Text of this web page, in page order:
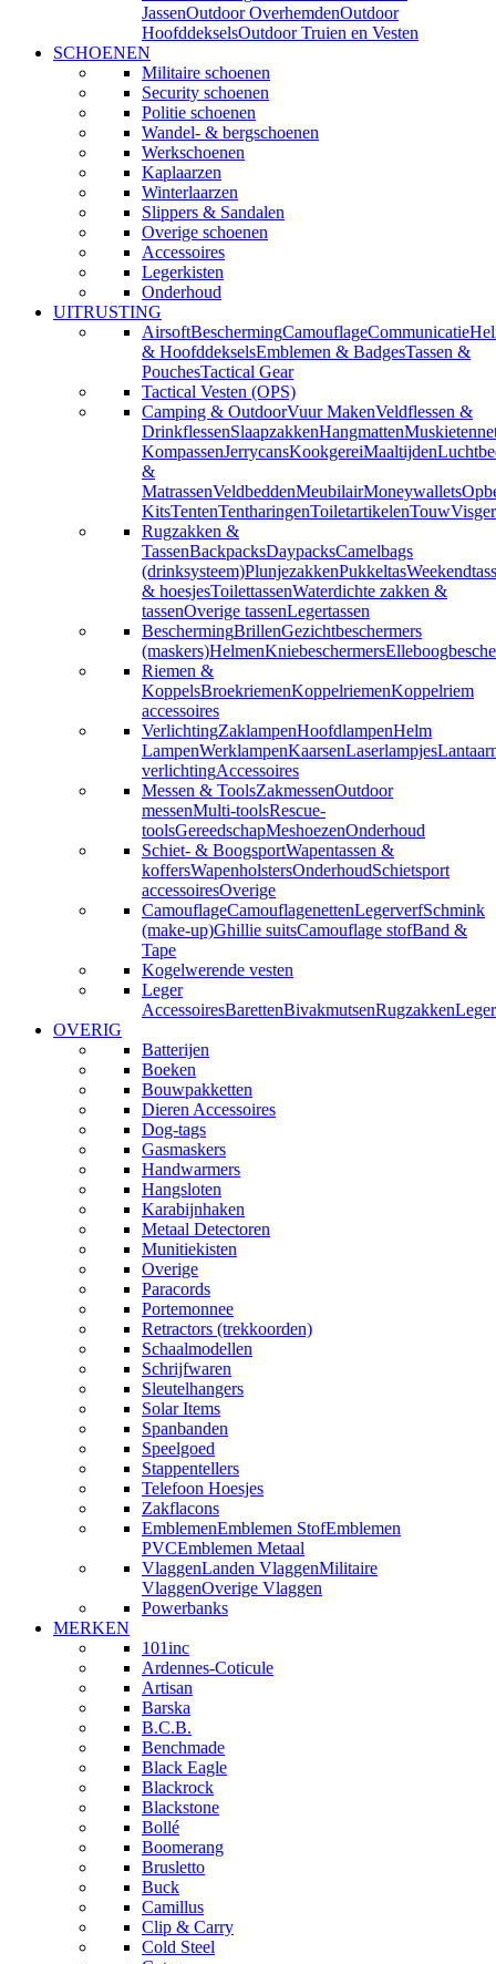
JassenOutdoor OverhemdenOutdoor
HoofddekselsOutdoor Truien en Vesten
SCHOENEN
Militaire schoenen
Security schoenen
Politie schoenen
Wandel- & bergschoenen
Werkschoenen
Kaplaarzen
Winterlaarzen
Slippers & Sandalen
Overige schoenen
Accessoires
Legerkisten
Onderhoud
UITRUSTING
AirsoftBeschermingCamouflageCommunicatie
& HoofddekselsEmblemen & BadgesTassen &
PouchesTactical Gear
Tactical Vesten (OPS)
Camping & OutdoorVuur MakenVeldflessen &
DrinkflessenSlaapzakkenHangmatten
KompassenJerrycansKookgereiMaaltijden
&
MatrassenVeldbeddenMeubilairMoneywallets
KitsTentenTentharingenToiletartikelenTouw
Rugzakken &
TassenBackpacksDaypacksCamelbags
(drinksysteem)PlunjezakkenPukkeltas
& hoesjesToilettassenWaterdichte zakken &
tassenOverige tassenLegertassen
BeschermingBrillenGezichtbeschermers
(maskers)HelmenKniebeschermers
Riemen &
KoppelsBroekriemenKoppelriemenKoppelriem
accessoires
VerlichtingZaklampenHoofdlampenHelm
LampenWerklampenKaarsenLaserlampjes
verlichtingAccessoires
Messen & ToolsZakmessenOutdoor
messenMulti-toolsRescue-
toolsGereedschapMeshoezenOnderhoud
Schiet- & BoogsportWapentassen &
koffersWapenholstersOnderhoudSchietsport
accessoiresOverige
CamouflageCamouflagenettenLegerverfSchmink
(make-up)Ghillie suitsCamouflage stofBand &
Tape
Kogelwerende vesten
Leger
AccessoiresBarettenBivakmutsenRugzakken
OVERIG
Batterijen
Boeken
Bouwpakketten
Dieren Accessoires
Dog-tags
Gasmaskers
Handwarmers
Hangsloten
Karabijnhaken
Metaal Detectoren
Munitiekisten
Overige
Paracords
Portemonnee
Retractors (trekkoorden)
Schaalmodellen
Schrijfwaren
Sleutelhangers
Solar Items
Spanbanden
Speelgoed
Stappentellers
Telefoon Hoesjes
Zakflacons
EmblemenEmblemen StofEmblemen
PVCEmblemen Metaal
VlaggenLanden VlaggenMilitaire
VlaggenOverige Vlaggen
Powerbanks
MERKEN
101inc
Ardennes-Coticule
Artisan
Barska
B.C.B.
Benchmade
Black Eagle
Blackrock
Blackstone
Bollé
Boomerang
Brusletto
Buck
Camillus
Clip & Carry
Cold Steel